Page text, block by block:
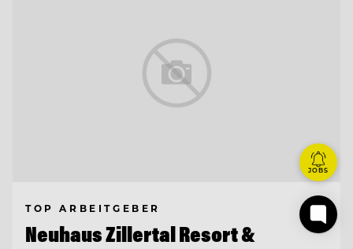
TOP ARBEITGEBER
Neuhaus Zillertal Resort &
JOBS